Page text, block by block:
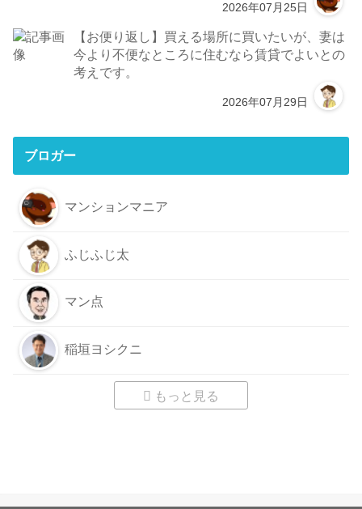
2026年07月25日
【お便り返し】買える場所に買いたいが、妻は
今より不便なところに住むなら賃貸でよいとの
考えです。
2026年07月29日
ブロガー
マンションマニア
ふじふじ太
マン点
稲垣ヨシクニ
もっと見る